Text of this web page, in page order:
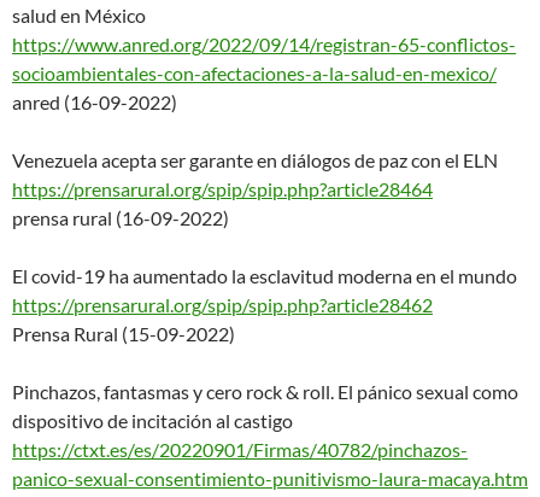
salud en México
https://www.anred.org/2022/09/14/registran-65-conflictos-
socioambientales-con-afectaciones-a-la-salud-en-mexico/
anred (16-09-2022)
Venezuela acepta ser garante en diálogos de paz con el ELN
https://prensarural.org/spip/spip.php?article28464
prensa rural (16-09-2022)
El covid-19 ha aumentado la esclavitud moderna en el mundo
https://prensarural.org/spip/spip.php?article28462
Prensa Rural (15-09-2022)
Pinchazos, fantasmas y cero rock & roll. El pánico sexual como
dispositivo de incitación al castigo
https://ctxt.es/es/20220901/Firmas/40782/pinchazos-
panico-sexual-consentimiento-punitivismo-laura-macaya.htm